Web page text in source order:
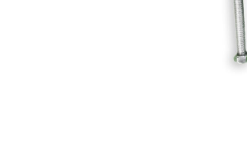
Der Haken dient dazu, die
von einem Ort an einen
auf einem Hausdach